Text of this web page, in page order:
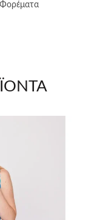
Φορέματα